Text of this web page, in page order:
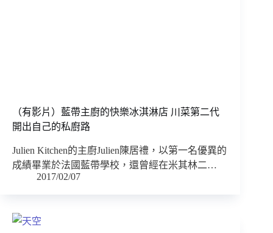
（有影片）藍帶主廚的快樂冰淇淋店 川菜第二代
開出自己的私廚路
Julien Kitchen的主廚Julien陳居禮，以第一名優異的
成績畢業於法國藍帶學校，還曾經在米其林二…
2017/02/07